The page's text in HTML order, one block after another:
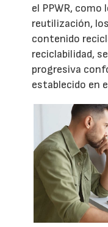
el PPWR,
reutilización,
contenido
reciclabilidad,
progresiva
establecido en